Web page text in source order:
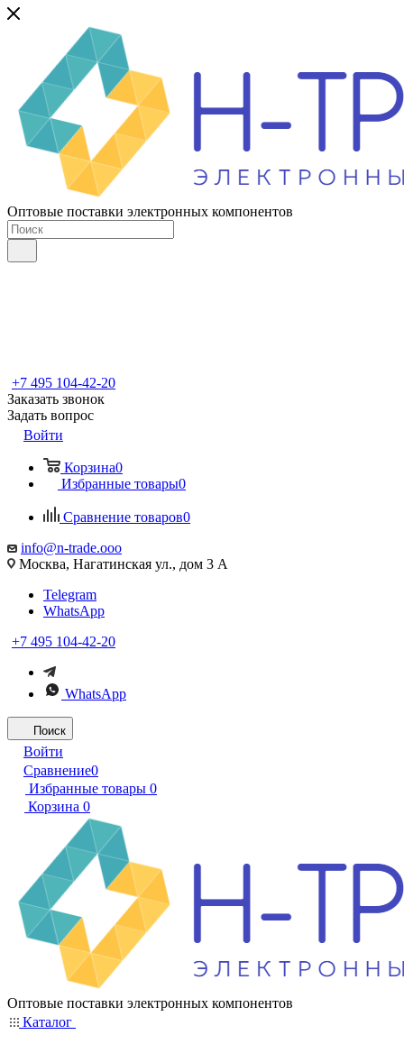
Оптовые поставки электронных компонентов
+7 495 104-42-20
Заказать звонок
Задать вопрос
Войти
Корзина0
Избранные товары0
Сравнение товаров0
info@n-trade.ooo
Москва, Нагатинская ул., дом 3 А
Telegram
WhatsApp
+7 495 104-42-20
WhatsApp
Поиск
Войти
Сравнение0
Избранные товары 0
Корзина 0
Оптовые поставки электронных компонентов
Каталог